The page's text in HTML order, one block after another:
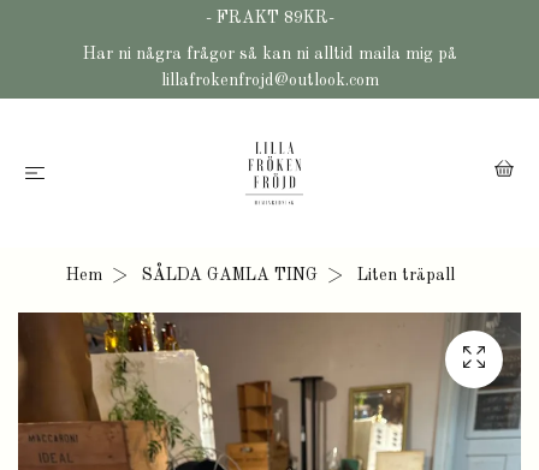
- FRAKT 89KR-
Har ni några frågor så kan ni alltid maila mig på
lillafrokenfrojd@outlook.com
Hem SÅLDA GAMLA TING Liten träpall